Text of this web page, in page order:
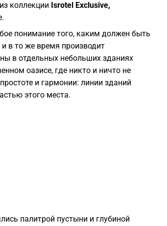
коллекции Isrotel Exclusive,
понимание того, каким должен быть
в то же время производит
в отдельных небольших зданиях
оазисе, где никто и ничто не
и гармонии: линии зданий
этого места.
палитрой пустыни и глубиной